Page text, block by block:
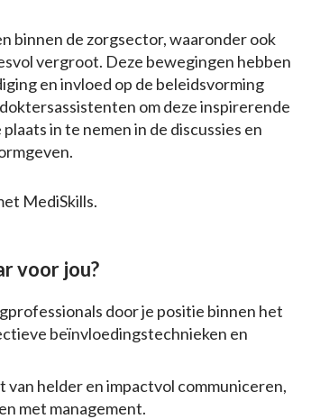
binnen de zorgsector, waaronder ook
vergroot. Deze bewegingen hebben
en invloed op de beleidsvorming
om deze inspirerende
in te nemen in de discussies en
MediSkills.
voor jou?
door je positie binnen het
beïnvloedingstechnieken en
helder en impactvol communiceren,
met management.